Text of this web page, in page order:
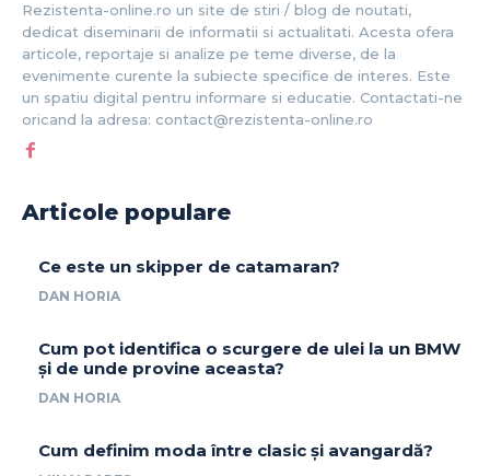
Rezistenta-online.ro un site de stiri / blog de noutati,
dedicat diseminarii de informatii si actualitati. Acesta ofera
articole, reportaje si analize pe teme diverse, de la
evenimente curente la subiecte specifice de interes. Este
un spatiu digital pentru informare si educatie. Contactati-ne
oricand la adresa: contact@rezistenta-online.ro
Articole populare
Ce este un skipper de catamaran?
DAN HORIA
Cum pot identifica o scurgere de ulei la un BMW
și de unde provine aceasta?
DAN HORIA
Cum definim moda între clasic și avangardă?